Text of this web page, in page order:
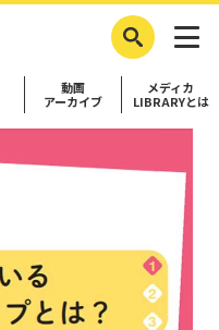
動画
アーカイブ
メディカ
LIBRARYとは